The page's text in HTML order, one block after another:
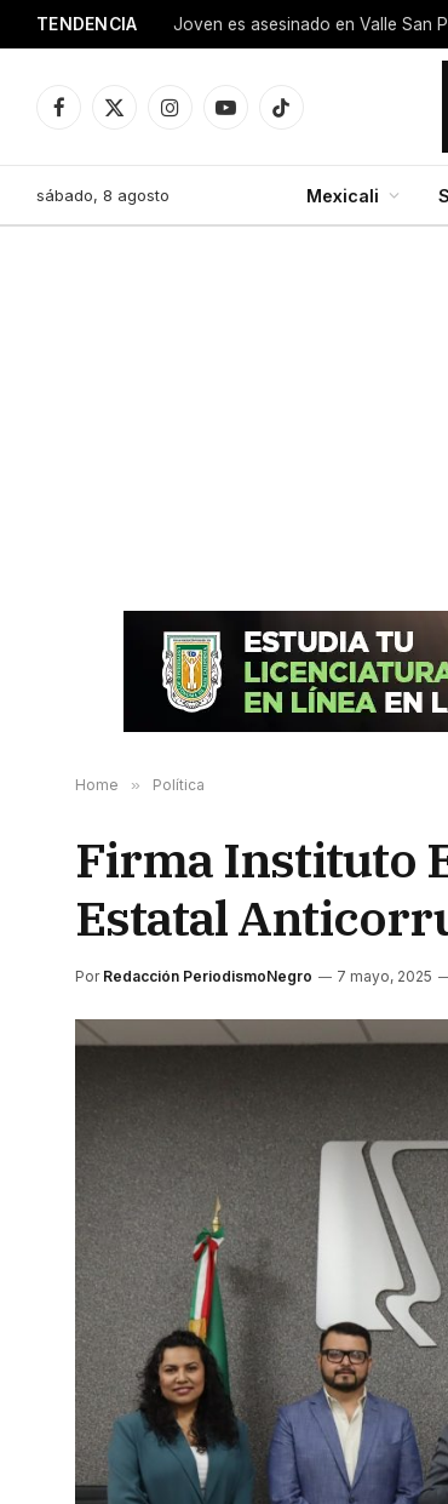
TENDENCIA
Facebook
X
InstagramYouTubeTikTok
sábado, 8 agosto Mexicali
Home » Política
Firma Instituto
Estatal
Por Redacción PeriodismoNegro 7 mayo, 2025